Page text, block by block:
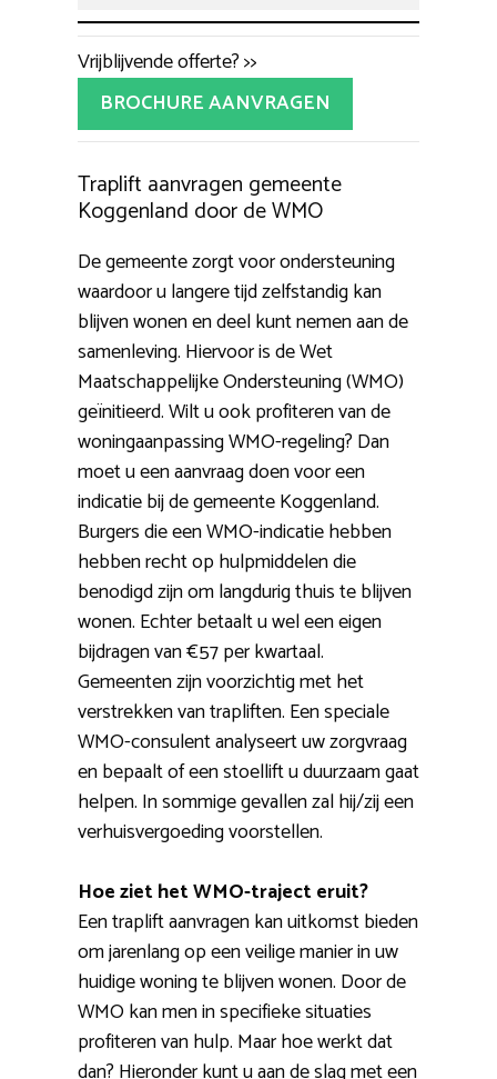
Vrijblijvende offerte? >>
BROCHURE AANVRAGEN
Traplift aanvragen gemeente
Koggenland door de WMO
De gemeente zorgt voor ondersteuning
waardoor u langere tijd zelfstandig kan
blijven wonen en deel kunt nemen aan de
samenleving. Hiervoor is de Wet
Maatschappelijke Ondersteuning (WMO)
geïnitieerd. Wilt u ook profiteren van de
woningaanpassing WMO-regeling? Dan
moet u een aanvraag doen voor een
indicatie bij de gemeente Koggenland.
Burgers die een WMO-indicatie hebben
hebben recht op hulpmiddelen die
benodigd zijn om langdurig thuis te blijven
wonen. Echter betaalt u wel een eigen
bijdragen van €57 per kwartaal.
Gemeenten zijn voorzichtig met het
verstrekken van trapliften. Een speciale
WMO-consulent analyseert uw zorgvraag
en bepaalt of een stoellift u duurzaam gaat
helpen. In sommige gevallen zal hij/zij een
verhuisvergoeding voorstellen.
Hoe ziet het WMO-traject eruit?
Een traplift aanvragen kan uitkomst bieden
om jarenlang op een veilige manier in uw
huidige woning te blijven wonen. Door de
WMO kan men in specifieke situaties
profiteren van hulp. Maar hoe werkt dat